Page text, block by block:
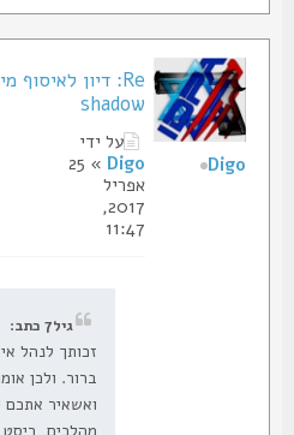
shadow
על ידי
Digo
» 25
אפריל
2017,
11:47
גיל7 כתב:
זכותך לנהל איזה
ברור. ולכן אומר
ואשאיר אתכם
Digo